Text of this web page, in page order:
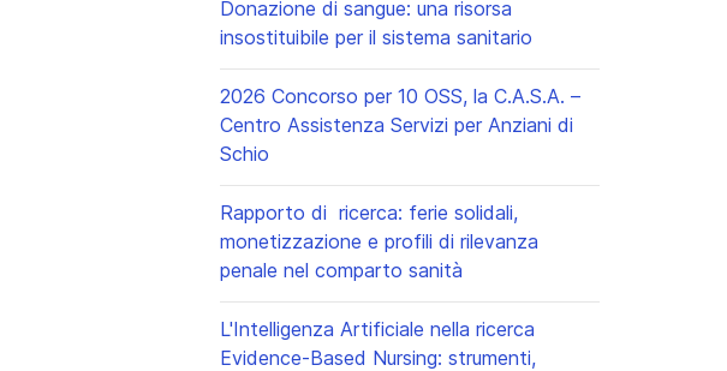
Donazione di sangue: una risorsa
insostituibile per il sistema sanitario
2026 Concorso per 10 OSS, la C.A.S.A. –
Centro Assistenza Servizi per Anziani di
Schio
Rapporto di ricerca: ferie solidali,
monetizzazione e profili di rilevanza
penale nel comparto sanità
L'Intelligenza Artificiale nella ricerca
Evidence-Based Nursing: strumenti,